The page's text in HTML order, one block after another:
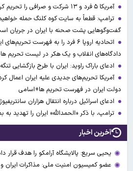
آمریکا ۵ فرد و ۱۳ شرکت و صرافی را تحریم کرد+اسامی
ترامپ: قطعاً به سایت کوه کلنگ حمله
گفت‌وگوهایی پشت صحنه با ایران در جریان
اتحادیه اروپا ۶ فرد را به فهرست
دادگاه‌های انقلاب و یک هکر در لیست تحریم ها
ادعای باراک راوید: ایران با طرح بازگشایی
دولت ایران در فهرست تحریم ها+اسامی
ادعای اسرائیل درباره انتقال هزاران
ترامپ، با ذکر «الحمدالله» ایران را تهدید به
آخرین اخبار
یحیی سریع: پالایشگاه آرامکو را هدف قرار
عضو کمیسیون امنیت ملی: مذاکرات ایران و